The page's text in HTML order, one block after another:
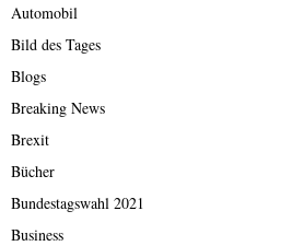
Automobil
Bild des Tages
Blogs
Breaking News
Brexit
Bücher
Bundestagswahl 2021
Business